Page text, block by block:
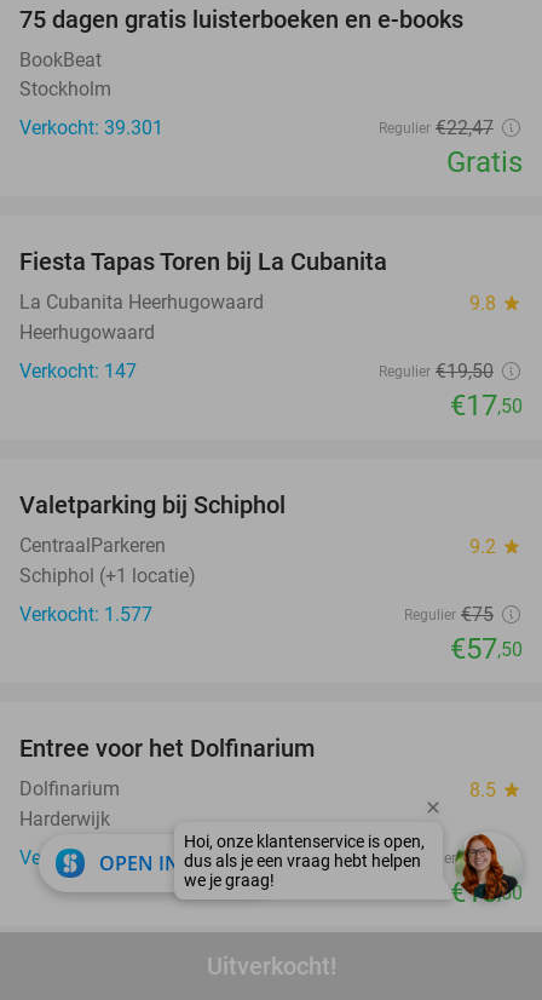
Uitverkocht!
75 dagen gratis luisterboeken en e-books
BookBeat
Stockholm
Verkocht: 39.301
Regulier €22,47
Gratis
Fiesta Tapas Toren bij La Cubanita
La Cubanita Heerhugowaard 9.8 star
Heerhugowaard
Verkocht: 147
Regulier €19,50
€17,50
Valetparking bij Schiphol
CentraalParkeren 9.2 star
Schiphol (+1 locatie)
Verkocht: 1.577
Regulier €75
€57,50
Entree voor het Dolfinarium
Dolfinarium 8.5 star
Harderwijk
Verkocht: 20.947
Regulier €29
€18,50
favorite_border
OPEN IN APP close